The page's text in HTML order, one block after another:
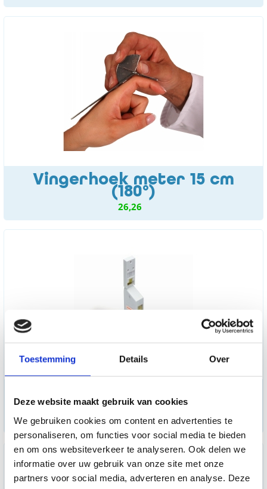
Toestemming Details Over
Deze website maakt gebruik van cookies
We gebruiken cookies om content en advertenties te
personaliseren, om functies voor social media te bieden
en om ons websiteverkeer te analyseren. Ook delen we
informatie over uw gebruik van onze site met onze
partners voor social media, adverteren en analyse. Deze
Vingerhoek meter 15 cm
(180°)
26,26
cm)
22,28